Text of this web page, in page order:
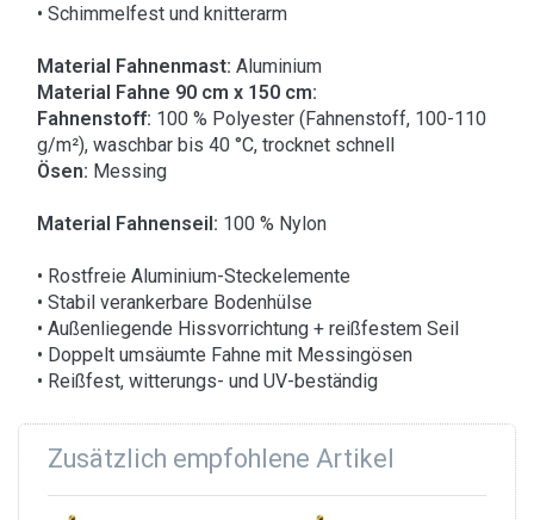
• Schimmelfest und knitterarm
Material Fahnenmast: Aluminium
Material Fahne 90 cm x 150 cm:
Fahnenstoff: 100 % Polyester (Fahnenstoff, 100-110
g/m²), waschbar bis 40 °C, trocknet schnell
Ösen: Messing
Material Fahnenseil: 100 % Nylon
• Rostfreie Aluminium-Steckelemente
• Stabil verankerbare Bodenhülse
• Außenliegende Hissvorrichtung + reißfestem Seil
• Doppelt umsäumte Fahne mit Messingösen
• Reißfest, witterungs- und UV-beständig
Zusätzlich empfohlene Artikel